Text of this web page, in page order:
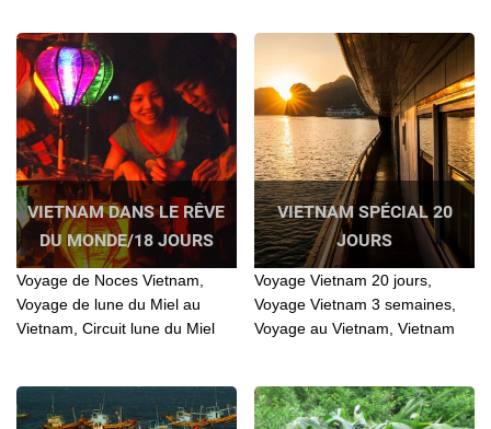
Vietnam du Nord au Sud 16
jours
VIETNAM DANS LE RÊVE
DU MONDE/18 JOURS
Voyage de Noces Vietnam,
Voyage de lune du Miel au
Vietnam, Circuit lune du Miel
Vietnam, Voyage Vietnam 18
jours, Voyage Vietnam 3
VIETNAM SPÉCIAL 20
JOURS
Voyage Vietnam 20 jours,
Voyage Vietnam 3 semaines,
Voyage au Vietnam, Vietnam
Vietnam, Voyage au Nord
Vietnam, Voyage Vietnam 20